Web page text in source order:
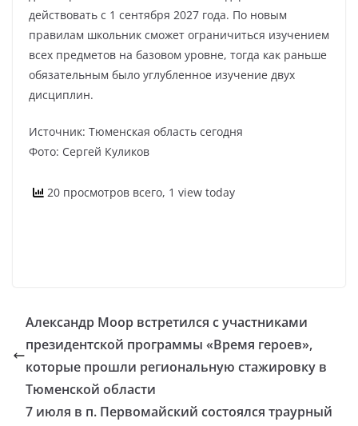
действовать с 1 сентября 2027 года. По новым
правилам школьник сможет ограничиться изучением
всех предметов на базовом уровне, тогда как раньше
обязательным было углубленное изучение двух
дисциплин.
Источник: Тюменская область сегодня
Фото: Сергей Куликов
20 просмотров всего, 1 view today
Александр Моор встретился с участниками
президентской программы «Время героев»,
которые прошли региональную стажировку в
Тюменской области
7 июля в п. Первомайский состоялся траурный